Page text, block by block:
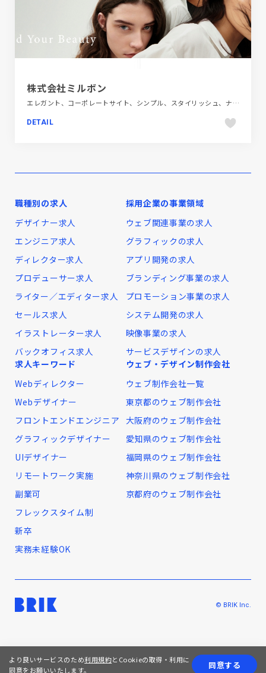
株式会社ミルボン
エレガント、コーポレートサイト、シンプル、スタイリッシュ、ナチュラル、パープル系、ファッション・ビューティー、ホワイト系、モーション多め、大きめ写真
DETAIL
職種別の求人
デザイナー求人
エンジニア求人
ディレクター求人
プロデューサー求人
ライター／エディター求人
セールス求人
イラストレーター求人
バックオフィス求人
採用企業の事業領域
ウェブ関連事業の求人
グラフィックの求人
アプリ開発の求人
ブランディング事業の求人
プロモーション事業の求人
システム開発の求人
映像事業の求人
サービスデザインの求人
求人キーワード
Webディレクター
Webデザイナー
フロントエンドエンジニア
グラフィックデザイナー
UIデザイナー
リモートワーク実施
副業可
フレックスタイム制
新卒
実務未経験OK
ウェブ・デザイン制作会社
ウェブ制作会社一覧
東京都のウェブ制作会社
大阪府のウェブ制作会社
愛知県のウェブ制作会社
福岡県のウェブ制作会社
神奈川県のウェブ制作会社
京都府のウェブ制作会社
© BRIK Inc.
より良いサービスのため利用規約とCookieの取得・利用に
同意をお願いいたします。
同意する